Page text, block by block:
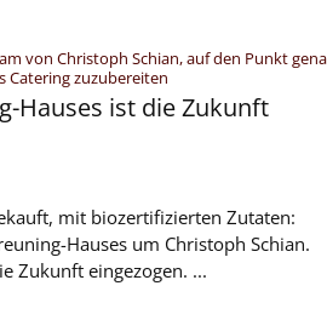
von Christoph Schian, auf den Punkt
Catering zuzubereiten:
Hauses ist die Zukunft
mit biozertifizierten Zutaten:
Hauses um Christoph Schian.
Zukunft eingezogen. ...